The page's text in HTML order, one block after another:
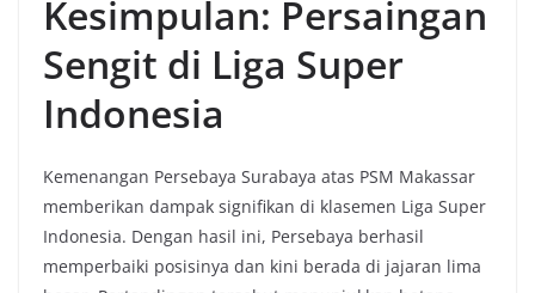
Kesimpulan: Persaingan
Sengit di Liga Super
Indonesia
Kemenangan Persebaya Surabaya atas PSM Makassar
memberikan dampak signifikan di klasemen Liga Super
Indonesia. Dengan hasil ini, Persebaya berhasil
memperbaiki posisinya dan kini berada di jajaran lima